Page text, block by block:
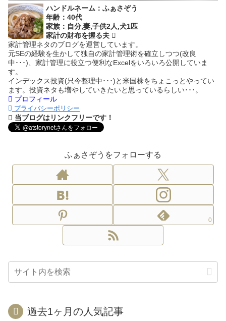
ハンドルネーム：ふぁさぞう
年齢：40代
家族：自分,妻,子供2人,犬1匹
家計の財布を握る夫
家計管理ネタのブログを運営しています。
元SEの経験を生かして独自の家計管理術を確立しつつ(改良
中･･･)、家計管理に役立つ便利なExcelをいろいろ公開していま
す。
インデックス投資(只今整理中･･･)と米国株をちょこっとやってい
ます。投資ネタも増やしていきたいと思っているらしい･･･。
プロフィール
プライバシーポリシー
当ブログはリンクフリーです！
ふぁさぞうをフォローする
0
過去1ヶ月の人気記事